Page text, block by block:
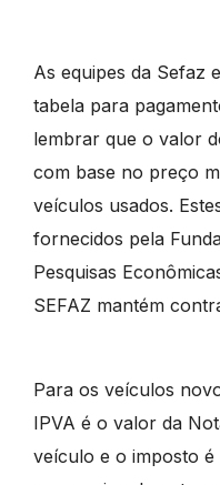
As equipes da Sefaz
tabela para
lembrar que o valor
com base no preço
veículos usados.
fornecidos pela
Pesquisas
SEFAZ mantém
Para os veículos
IPVA é o valor da
veículo e o imposto é